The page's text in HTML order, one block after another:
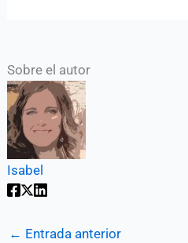
Sobre el autor
Isabel
← Entrada anterior